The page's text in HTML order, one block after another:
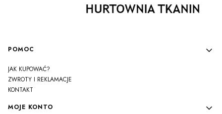
Linki w stopce
POMOC
JAK KUPOWAĆ?
ZWROTY I REKLAMACJE
KONTAKT
MOJE KONTO